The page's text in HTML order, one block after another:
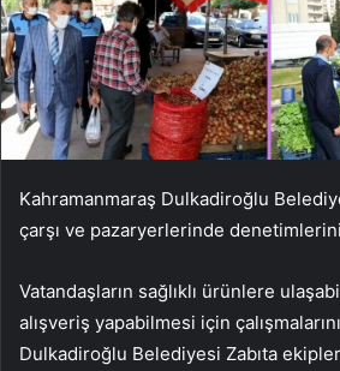
Kahramanmaraş Dulkadiroğlu
çarşı ve pazaryerlerinde denetimlerini
Vatandaşların sağlıklı ürünlere
alışveriş yapabilmesi için
Dulkadiroğlu Belediyesi Zabıta